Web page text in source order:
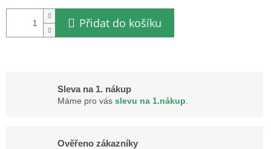
Přidat do košíku
Sleva na 1. nákup
Máme pro vás slevu na 1.nákup
Ověřeno zákazníky